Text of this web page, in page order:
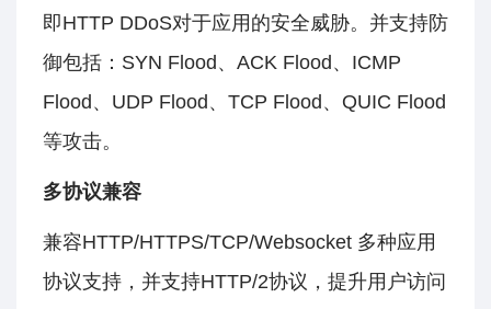
即HTTP DDoS对于应用的安全威胁。并支持防
御包括：SYN Flood、ACK Flood、ICMP
Flood、UDP Flood、TCP Flood、QUIC Flood
等攻击。
多协议兼容
兼容HTTP/HTTPS/TCP/Websocket 多种应用
协议支持，并支持HTTP/2协议，提升用户访问